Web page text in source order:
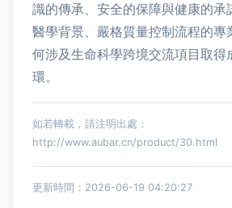
識的傳承、安全的保障與健康的承
醫學背景、嚴格質量控制流程的專
何涉及生命科學跨境交流項目取得
環。
如若轉載，請注明出處：
http://www.aubar.cn/product/30.html
更新時間：2026-06-19 04:20:27